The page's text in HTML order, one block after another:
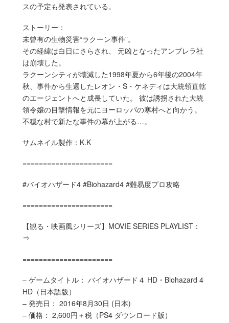
スの予定も発表されている。
ストーリー：
未曾有の生物災害“ラクーン事件”。
その経緯は白日にさらされ、 元凶となったアンブレラ社
は崩壊した。
ラクーンシティが壊滅した1998年夏から6年後の2004年
秋、事件から生還したレオン・S・ケネディは大統領直轄
のエージェントへと成長していた。 彼は誘拐された大統
領令嬢の目撃情報を元にヨーロッパの寒村へと向かう。
不穏な村で新たな事件の幕が上がる…。
サムネイル製作：K.K
======================
#バイオハザード4 #Biohazard4 #難易度プロ攻略
======================
【観る・映画風シリーズ】MOVIE SERIES PLAYLIST：
⇒
======================
– ゲームタイトル： バイオハザード４ HD・Biohazard 4
HD（日本語版）
– 発売日： 2016年8月30日 (日本)
– 価格： 2,600円＋税（PS4 ダウンロード版）